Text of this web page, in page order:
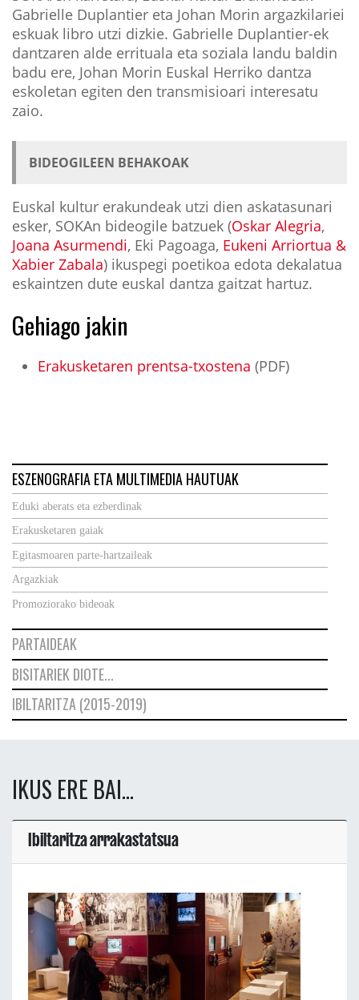
Gabrielle Duplantier eta Johan Morin argazkilariei
eskuak libro utzi dizkie. Gabrielle Duplantier-ek
dantzaren alde errituala eta soziala landu baldin
badu ere, Johan Morin Euskal Herriko dantza
eskoletan egiten den transmisioari interesatu
zaio.
BIDEOGILEEN BEHAKOAK
Euskal kultur erakundeak utzi dien askatasunari
esker, SOKAn bideogile batzuek (Oskar Alegria,
Joana Asurmendi, Eki Pagoaga, Eukeni Arriortua &
Xabier Zabala) ikuspegi poetikoa edota dekalatua
eskaintzen dute euskal dantza gaitzat hartuz.
Gehiago jakin
Erakusketaren prentsa-txostena (PDF)
ESZENOGRAFIA ETA MULTIMEDIA HAUTUAK
Eduki aberats eta ezberdinak
Erakusketaren gaiak
Egitasmoaren parte-hartzaileak
Argazkiak
Promoziorako bideoak
PARTAIDEAK
BISITARIEK DIOTE...
IBILTARITZA (2015-2019)
IKUS ERE BAI...
Ibiltaritza arrakastatsua